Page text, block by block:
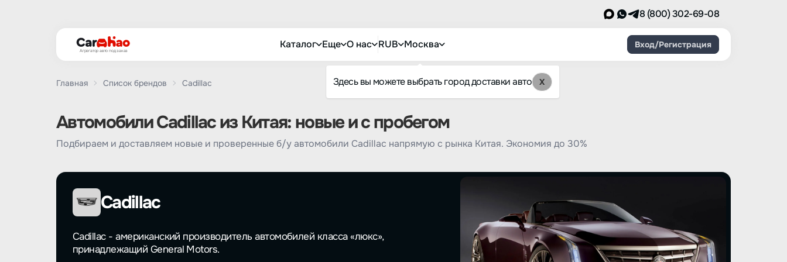
8 (800) 302-69-08
Агрегатор авто под заказ
Каталог Еще О нас RUB Москва
Здесь вы можете выбрать город доставки авто X
Вход/Регистрация
Главная Список брендов Cadillac
Автомобили Cadillac из Китая: новые и с пробегом
Подбираем и доставляем новые и проверенные б/у автомобили Cadillac напрямую с рынка Китая. Экономия до 30%
Cadillac
Cadillac - американский производитель автомобилей класса «люкс»,
принадлежащий General Motors.